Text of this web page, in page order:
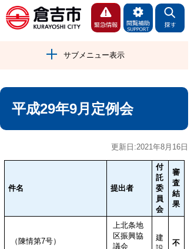
サブメニュー表示
平成29年9月定例会
更新日:2021年8月16日
件名 提出者
付
託
委
員
会
審
査
結
果
（陳情第7号）
上北条地
区振興協
議会
建
不